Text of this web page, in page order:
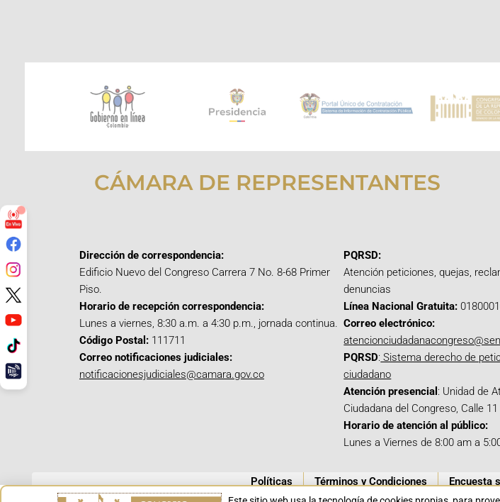
CÁMARA DE REPRESENTANTES
Dirección de correspondencia:
Edificio Nuevo del Congreso Carrera 7 No. 8-68 Primer
Piso.
Horario de recepción correspondencia:
Lunes a viernes, 8:30 a.m. a 4:30 p.m., jornada continua.
Código Postal: 111711
Correo notificaciones judiciales:
notificacionesjudiciales@camara.gov.co
PQRSD:
Atención peticiones, quejas,
denuncias
Línea Nacional Gratuita:
Correo electrónico:
PQRSD: Sistema derecho de
ciudadano
Atención presencial : Unidad de
Ciudadana del Congreso, Calle
Horario de atención al público:
Lunes a Viernes de 8:00 am a
Políticas Términos y Condiciones Encuesta